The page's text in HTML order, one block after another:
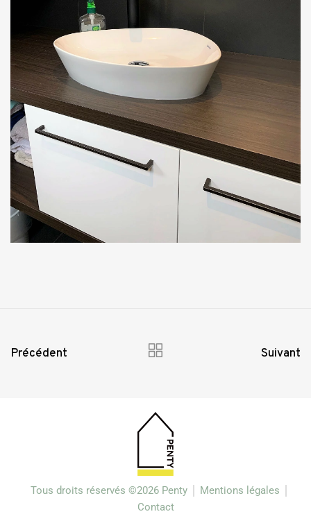
Précédent Suivant
Tous droits réservés ©2026 Penty
Mentions légales
Contact